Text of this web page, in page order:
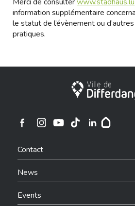
information supplémentaire
le statut de l’évènement ou
pratiques.
City of Differdange
Ville de Differdange sur
Contact
News
Events